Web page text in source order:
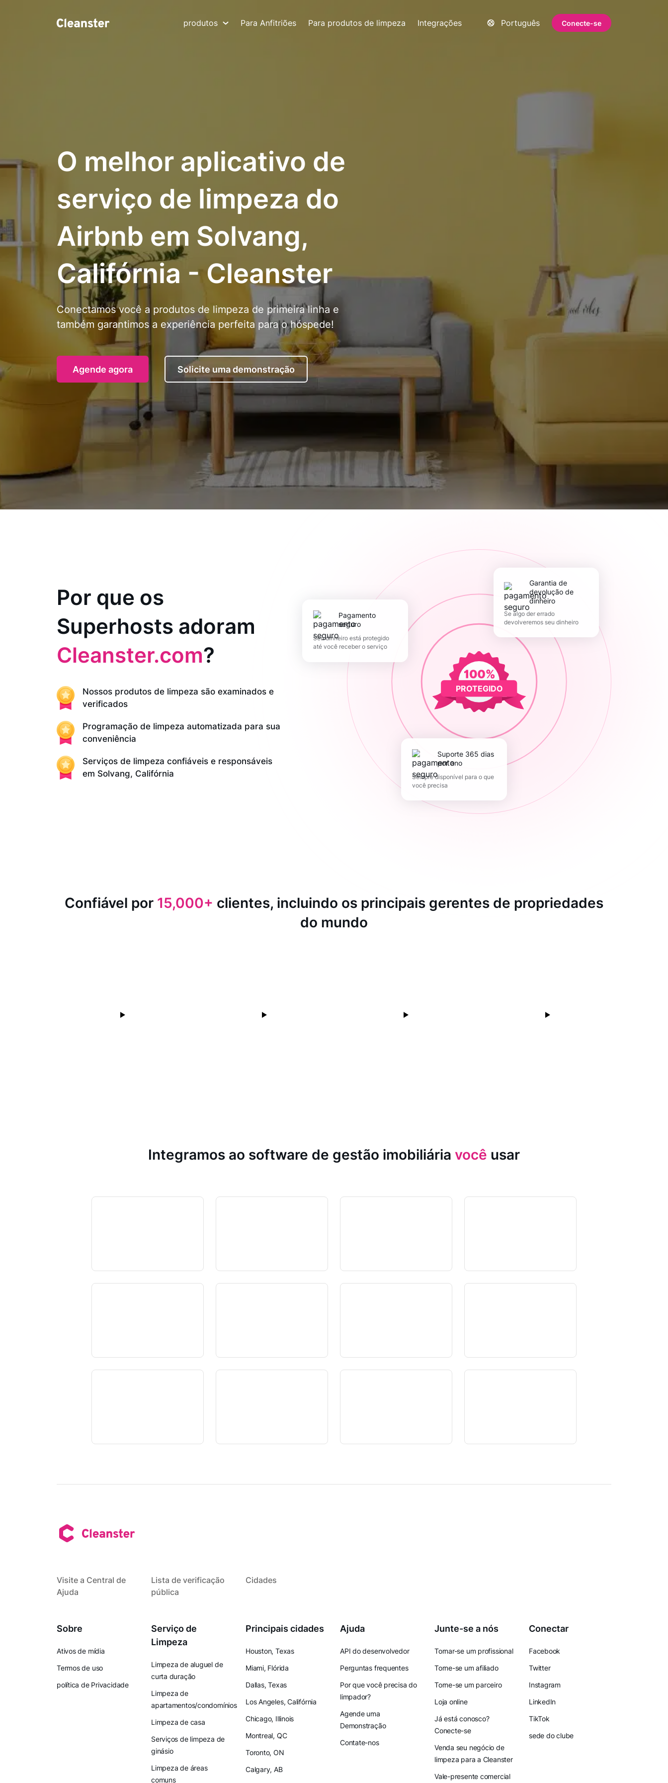
produtos Para Anfitriões Para produtos de limpeza Integrações Português Conecte-se
O melhor aplicativo de
serviço de limpeza do
Airbnb em Solvang,
Califórnia - Cleanster
Conectamos você a produtos de limpeza de primeira linha e
também garantimos a experiência perfeita para o hóspede!
Agende agora Solicite uma demonstração
Por que os
Superhosts adoram
Cleanster.com?
Nossos produtos de limpeza são examinados e
verificados
Programação de limpeza automatizada para sua
conveniência
Serviços de limpeza confiáveis e responsáveis
em Solvang, Califórnia
PROTEGIDO
pagamento
seguro
Seu dinheiro está protegido
até você receber o serviço
Garantia de
devolução de
dinheiro
Se algo der errado
devolveremos seu dinheiro
Suporte 365 dias
por ano
Sempre disponível para o que
você precisa
Confiável por 15,000+ clientes, incluindo os principais gerentes de propriedades
do mundo
Integramos ao software de gestão imobiliária você usar
Visite a Central de
Ajuda
Lista de verificação
pública
Cidades
Sobre
Ativos de mídia
Termos de uso
política de Privacidade
Serviço de
Limpeza
Limpeza de aluguel de
curta duração
Limpeza de
apartamentos/condomínios
Limpeza de casa
Serviços de limpeza de
ginásio
Limpeza de áreas
comuns
Principais cidades
Houston, Texas
Miami, Flórida
Dallas, Texas
Los Angeles, Califórnia
Chicago, Illinois
Montreal, QC
Toronto, ON
Calgary, AB
Ajuda
API do desenvolvedor
Perguntas frequentes
Por que você precisa do
limpador?
Agende uma
Demonstração
Contate-nos
Junte-se a nós
Tornar-se um profissional
Torne-se um afiliado
Torne-se um parceiro
Loja online
Já está conosco?
Conecte-se
Venda seu negócio de
limpeza para a Cleanster
Vale-presente comercial
Conectar
Facebook
Twitter
Instagram
LinkedIn
TikTok
sede do clube